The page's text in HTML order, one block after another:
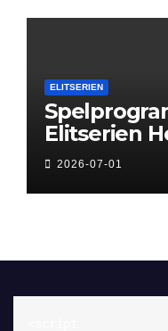
ELITSERIEN
Elitserien
2026-07-01